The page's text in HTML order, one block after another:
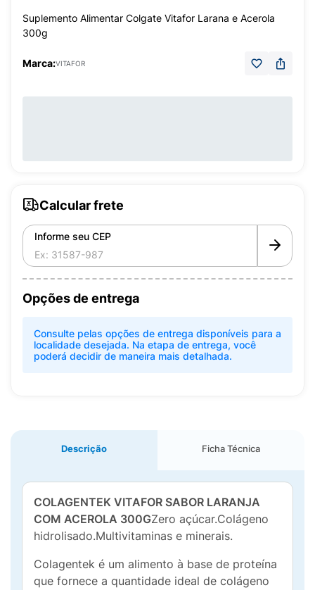
Suplemento Alimentar Colgate Vitafor Larana e Acerola
300g
Marca:VITAFOR
Calcular frete
Informe seu CEP
Opções de entrega
Consulte pelas opções de entrega disponíveis para a
localidade desejada. Na etapa de entrega, você
poderá decidir de maneira mais detalhada.
Descrição Ficha Técnica
COLAGENTEK VITAFOR SABOR LARANJA
COM ACEROLA 300GZero açúcar.Colágeno
hidrolisado.Multivitaminas e minerais.
Colagentek é um alimento à base de proteína
que fornece a quantidade ideal de colágeno